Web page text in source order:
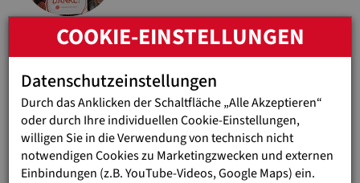
STIMMEN VON UNSEREN
UNTERSTÜTZER:INNEN
COOKIE-EINSTELLUNGEN
Datenschutzeinstellungen
Durch das Anklicken der Schaltfläche „Alle Akzeptieren“
oder durch Ihre individuellen Cookie-Einstellungen,
willigen Sie in die Verwendung von technisch nicht
notwendigen Cookies zu Marketingzwecken und externen
Einbindungen (z.B. YouTube-Videos, Google Maps) ein.